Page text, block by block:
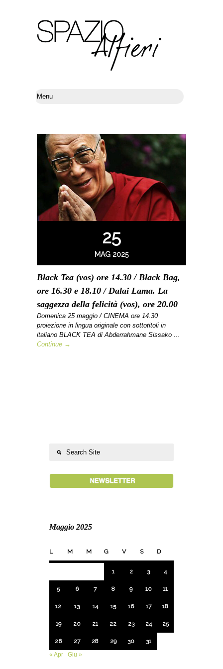
25
MAG 2025
Black Tea (vos) ore 14.30 / Black Bag,
ore 16.30 e 18.10 / Dalai Lama. La
saggezza della felicità (vos), ore 20.00
Domenica 25 maggio / CINEMA ore 14.30
proiezione in lingua originale con sottotitoli in
italiano BLACK TEA di Abderrahmane Sissako …
Continue →
Maggio 2025
L M M G V S D
1 2 3 4
5 6 7 8 9 10 11
12 13 14 15 16 17 18
19 20 21 22 23 24 25
26 27 28 29 30
31
« Apr
Giu »